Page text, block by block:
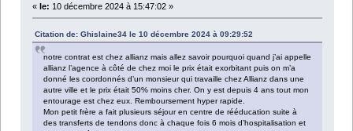
« le: 10 décembre 2024 à 15:47:02 »
Citation de: Ghislaine34 le 10 décembre 2024 à 09:29:52
notre contrat est chez allianz mais allez savoir pourquoi quand j’ai appelle
allianz l’agence à côté de chez moi le prix était exorbitant puis on m’a
donné les coordonnés d’un monsieur qui travaille chez Allianz dans une
autre ville et le prix était 50% moins cher. On y est depuis 4 ans tout mon
entourage est chez eux. Remboursement hyper rapide.
Mon petit frère a fait plusieurs séjour en centre de rééducation suite à
des transferts de tendons donc à chaque fois 6 mois d’hospitalisation et